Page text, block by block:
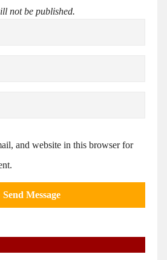
not be published.
and website in this browser for